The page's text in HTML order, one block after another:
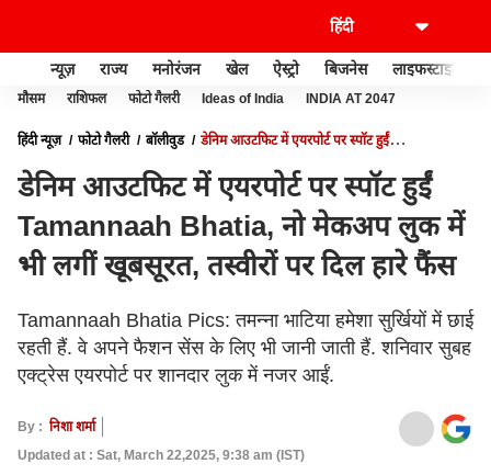
न्यूज़ राज्य मनोरंजन खेल ऐस्ट्रो बिजनेस लाइफस्टाइल
मौसम राशिफल फोटो गैलरी Ideas of India INDIA AT 2047
हिंदी न्यूज़ फोटो गैलरी बॉलीवुड
डेनिम आउटफिट में एयरपोर्ट पर स्पॉट हुईं
डेनिम आउटफिट में एयरपोर्ट पर स्पॉट हुईं
Tamannaah Bhatia, नो मेकअप लुक में
भी लगीं खूबसूरत, तस्वीरों पर दिल हारे फैंस
Tamannaah Bhatia Pics: तमन्ना भाटिया हमेशा सुर्खियों में छाई
रहती हैं. वे अपने फैशन सेंस के लिए भी जानी जाती हैं. शनिवार सुबह
एक्ट्रेस एयरपोर्ट पर शानदार लुक में नजर आईं.
By : निशा शर्मा
Updated at : Sat, March 22,2025, 9:38 am (IST)